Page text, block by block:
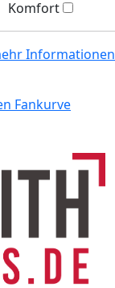
Komfort
Informationen
Fankurve